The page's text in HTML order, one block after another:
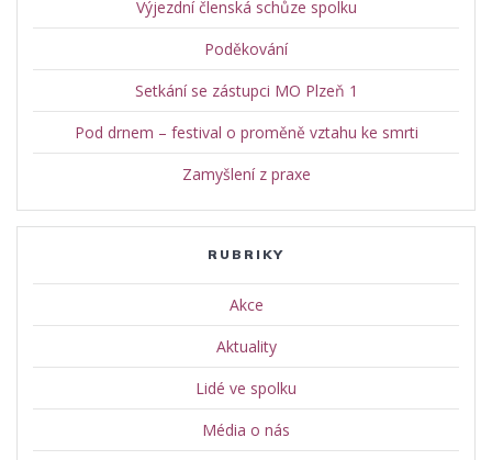
Výjezdní členská schůze spolku
Poděkování
Setkání se zástupci MO Plzeň 1
Pod drnem – festival o proměně vztahu ke smrti
Zamyšlení z praxe
RUBRIKY
Akce
Aktuality
Lidé ve spolku
Média o nás